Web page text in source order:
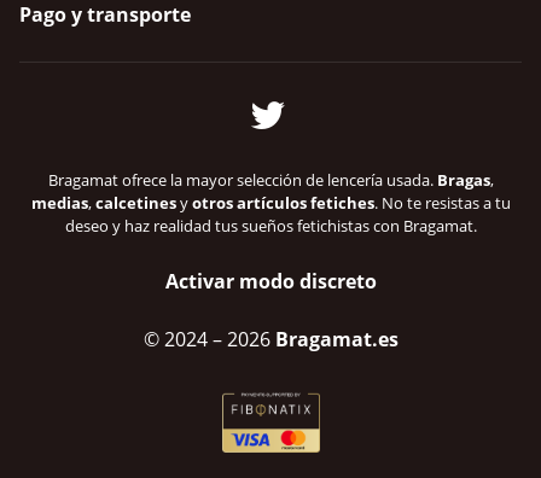
Pago y transporte
Bragamat ofrece la mayor selección de lencería usada. Bragas,
medias,calcetinesyotros artículos fetiches. No te resistas a tu
deseo y haz realidad tus sueños fetichistas con Bragamat.
Activar modo discreto
© 2024– 2026 Bragamat.es